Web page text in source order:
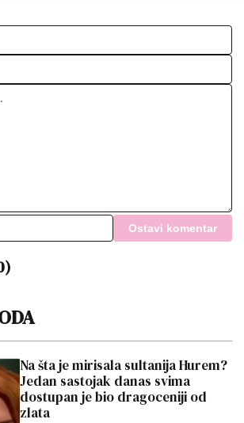
Ostavi komentar
Na šta je mirisala sultanija Hurem?
Jedan sastojak danas svima
dostupan je bio dragoceniji od
zlata